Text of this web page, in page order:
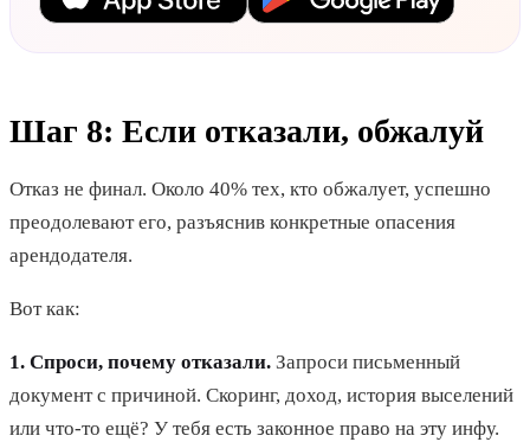
Шаг 8: Если отказали, обжалуй
Отказ не финал. Около 40% тех, кто обжалует, успешно
преодолевают его, разъяснив конкретные опасения
арендодателя.
Вот как:
1. Спроси, почему отказали. Запроси письменный
документ с причиной. Скоринг, доход, история выселений
или что-то ещё? У тебя есть законное право на эту инфу.